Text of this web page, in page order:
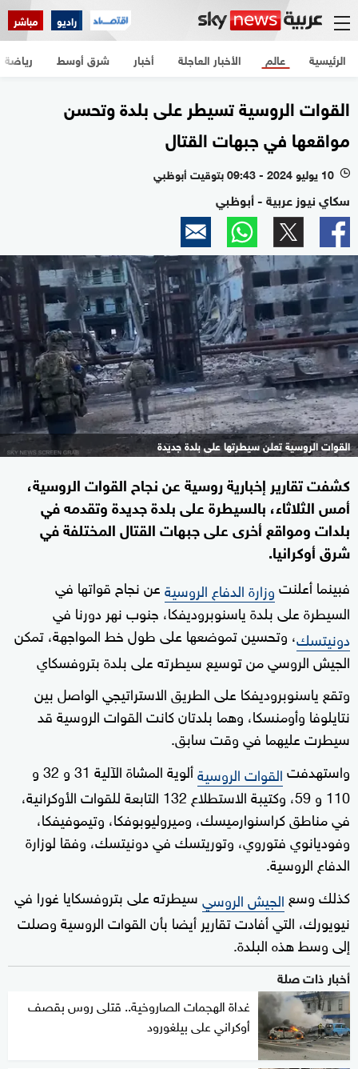
راديو مباشر
الرئيسية الأخبار العاجلة أخبار شرق أوسط عالم رياضة
القوات الروسية تسيطر على بلدة وتحسن
مواقعها في جبهات القتال
l 10 يوليو 2024 - 09:43 بتوقيت أبوظبي
سكاي نيوز عربية - أبوظبي
القوات الروسية تعلن سيطرتها على بلدة جديدة
كشفت تقارير إخبارية روسية عن نجاح القوات الروسية،
أمس الثلاثاء، بالسيطرة على بلدة جديدة وتقدمه في
بلدات ومواقع أخرى على جبهات القتال المختلفة في
شرق أوكرانيا.
فبينما أعلنتوزارة الدفاع الروسيةعن نجاح قواتها في
السيطرة على بلدة ياسنوبروديفكا، جنوب نهر دورنا في
دونيتسك، وتحسين تموضعها على طول خط المواجهة، تمكن
الجيش الروسي من توسيع سيطرته على بلدة بتروفسكاي
وتقع ياسنوبروديفكا على الطريق الاستراتيجي الواصل بين
نتايلوفا وأومنسكا، وهما بلدتان كانت القوات الروسية قد
سيطرت عليهما في وقت سابق.
واستهدفتالقوات الروسية
ألوية المشاة الآلية 31 و 32 و
110 و 59، وكتيبة الاستطلاع 132 التابعة للقوات الأوكرانية،
في مناطق كراسنوارميسك، وميروليوبوفكا، وتيموفيفكا،
وفوديانوي فتوروي، وتوريتسك في دونيتسك، وفقا لوزارة
الدفاع الروسية.
كذلك وسع الجيش الروسيسيطرته على بتروفسكايا غورا في
نيويورك، التي أفادت تقارير أيضا بأن القوات الروسية وصلت
إلى وسط هذه البلدة.
أخبار ذات صلة
غداة الهجمات الصاروخية.. قتلى روس بقصف
أوكراني على بيلغورود